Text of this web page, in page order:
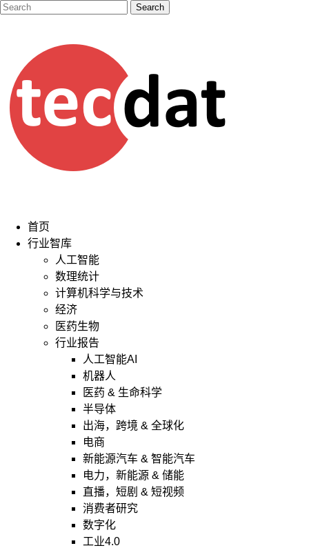
首页
行业智库
人工智能
数理统计
计算机科学与技术
经济
医药生物
行业报告
人工智能AI
机器人
医药 & 生命科学
半导体
出海，跨境 & 全球化
电商
新能源汽车 & 智能汽车
电力，新能源 & 储能
直播，短剧 & 短视频
消费者研究
数字化
工业4.0